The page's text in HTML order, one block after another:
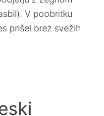
V poobritku
prišel brez svežih